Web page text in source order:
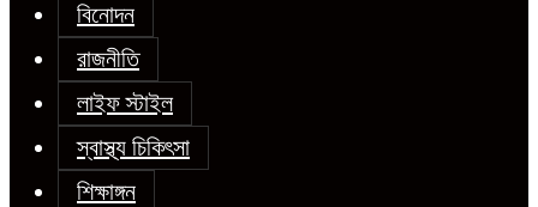
বিনোদন
রাজনীতি
লাইফ স্টাইল
স্বাস্থ্য চিকিৎসা
শিক্ষাঙ্গন